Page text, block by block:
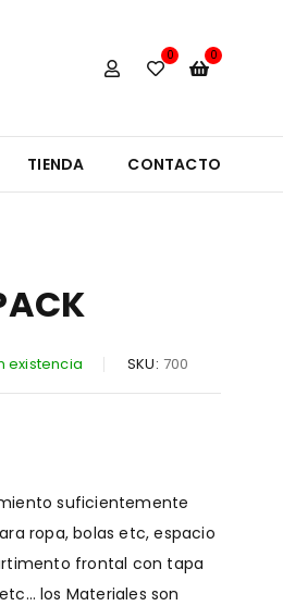
0 0
TIENDA CONTACTO
existencia SKU: 700
suficientemente
ropa, bolas etc, espacio
frontal con tapa
los Materiales son